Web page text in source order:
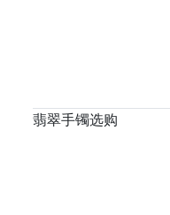
翡翠手镯选购